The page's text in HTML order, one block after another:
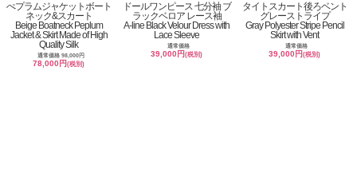
ぺプラムジャケットボート
ネック&スカート
Beige Boatneck Peplum
Jacket & Skirt Made of High
Quality Silk
通常価格 98,000円
78,000円(税別)
ドールワンピース 七分袖 ブ
ラックベロア レース袖
A-line Black Velour Dress with
Lace Sleeve
通常価格
39,000円(税別)
タイトスカート後ろベント
グレーストライプ
Gray Polyester Stripe Pencil
Skirt with Vent
通常価格
39,000円(税別)